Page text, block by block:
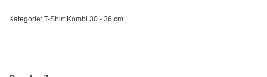
Kategorie: T-Shirt Kombi 30 - 36 cm